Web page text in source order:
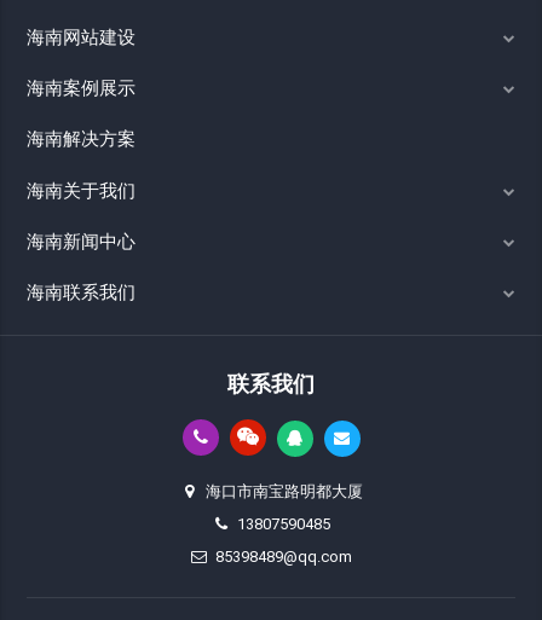
海南网站建设
海南案例展示
海南解决方案
海南关于我们
海南新闻中心
海南联系我们
联系我们
海口市南宝路明都大厦
13807590485
85398489@qq.com